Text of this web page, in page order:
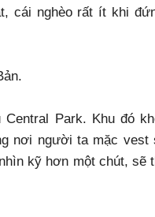
cái nghèo rất ít khi
Park. Khu đó
nơi người ta mặc vest
kỹ hơn một chút, sẽ